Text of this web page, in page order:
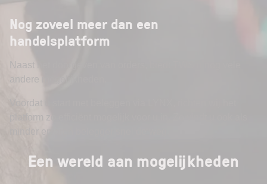
Nog zoveel meer dan een
handelsplatform
Naast het doorgeven van orders, biedt TWS u nog vele
andere mogelijkheden.
Voordat u start met beleggen via LYNX, richten wij het
platform zo efficiënt mogelijk voor u in. Zo vindt u ook als
Een wereld aan mogelijkheden